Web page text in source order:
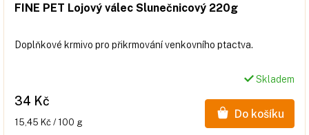
FINE PET Lojový válec Slunečnicový 220g
34 Kč
Měrná
15,45 Kč / 100 g
Do košíku
Doplňkové krmivo pro přikrmování venkovního ptactva.
Skladem